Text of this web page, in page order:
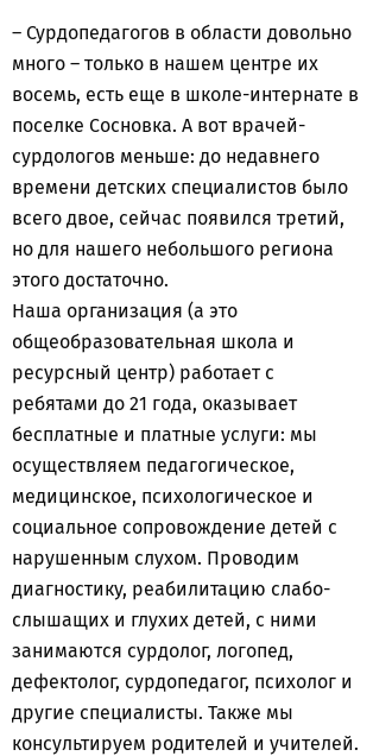
– Сурдопедагогов в области довольно
много – только в нашем центре их
восемь, есть еще в школе-интернате в
поселке Сосновка. А вот врачей-
сурдологов меньше: до недавнего
времени детских специалистов было
всего двое, сейчас появился третий,
но для нашего небольшого региона
этого достаточно.
Наша организация (а это
общеобразовательная школа и
ресурсный центр) работает с
ребятами до 21 года, оказывает
бесплатные и платные услуги: мы
осуществляем педагогическое,
медицинское, психологическое и
социальное сопровождение детей с
нарушенным слухом. Проводим
диагностику, реабилитацию слабо-
слышащих и глухих детей, с ними
занимаются сурдолог, логопед,
дефектолог, сурдопедагог, психолог и
другие специалисты. Также мы
консультируем родителей и учителей.